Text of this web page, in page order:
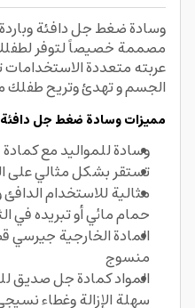
وسادة ضغط جل دافئة
مصممة خصيصاً لتوفر لطفلك
عربته متعددة
الجسم و تهدئ وتريح طفلك
مميزات وسادة ضغط جل دافئة
وسادة للمواليد مع
تستقر بشكل مثالي على
مثالية للاستخدام
حمام مائي أو تبريده في
المادة الخارجية
منسوج
المواد كمادة جل صديق